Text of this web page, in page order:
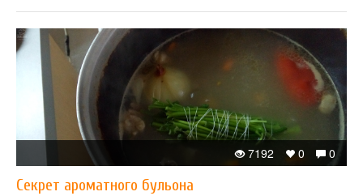
0
0
7192
Секрет ароматного бульона